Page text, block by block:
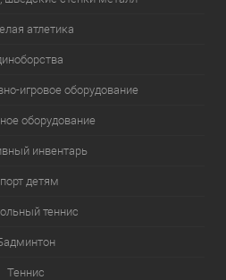
атлетика
игровое оборудование
оборудование
инвентарь
детям
теннис
Теннис